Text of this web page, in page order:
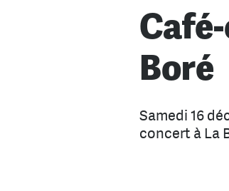
Boré
Samedi 16
concert à La